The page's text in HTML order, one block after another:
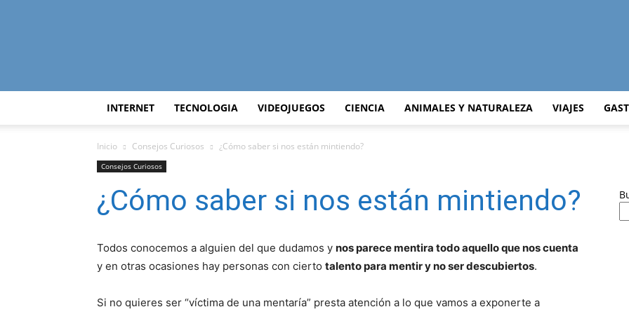
Curiosidades
del
INTERNET TECNOLOGIA VIDEOJUEGOS CIENCIA ANIMALES Y NATURALEZA VIAJES
Inicio Consejos Curiosos ¿Cómo saber si nos están mintiendo?
Consejos Curiosos
¿Cómo saber si nos están mintiendo?
Todos conocemos a alguien del que dudamos y nos parece mentira todo aquello que nos cuenta
y en otras ocasiones hay personas con cierto talento para mentir y no ser descubiertos.
Si no quieres ser “víctima de una mentaría” presta atención a lo que vamos a exponerte a